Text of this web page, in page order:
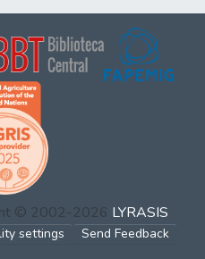
© 2002-2026 LYRASIS
settings Send Feedback